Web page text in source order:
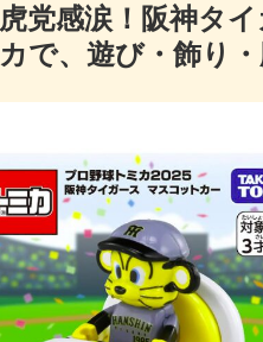
虎党感涙！阪神タ
カで、遊び・飾り